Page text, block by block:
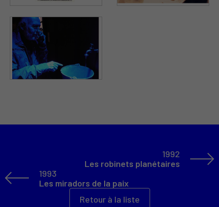
1993
Les miradors de la paix
Retour à la liste
1992
Les robinets planétaires